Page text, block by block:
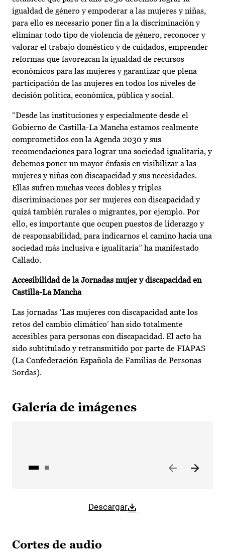
igualdad de género y empoderar a las mujeres y niñas,
para ello es necesario poner fin a la discriminación y
eliminar todo tipo de violencia de género, reconocer y
valorar el trabajo doméstico y de cuidados, emprender
reformas que favorezcan la igualdad de recursos
económicos para las mujeres y garantizar que plena
participación de las mujeres en todos los niveles de
decisión política, económica, pública y social.
“Desde las instituciones y especialmente desde el
Gobierno de Castilla-La Mancha estamos realmente
comprometidos con la Agenda 2030 y sus
recomendaciones para lograr una sociedad igualitaria, y
debemos poner un mayor énfasis en visibilizar a las
mujeres y niñas con discapacidad y sus necesidades.
Ellas sufren muchas veces dobles y triples
discriminaciones por ser mujeres con discapacidad y
quizá también rurales o migrantes, por ejemplo. Por
ello, es importante que ocupen puestos de liderazgo y
de responsabilidad, para indicarnos el camino hacia una
sociedad más inclusiva e igualitaria” ha manifestado
Callado.
Accesibilidad de la Jornadas mujer y discapacidad en
Castilla-La Mancha
Las jornadas ‘Las mujeres con discapacidad ante los
retos del cambio climático’ han sido totalmente
accesibles para personas con discapacidad. El acto ha
sido subtitulado y retransmitido por parte de FIAPAS
(La Confederación Española de Familias de Personas
Sordas).
Galería de imágenes
Descargar
Cortes de audio